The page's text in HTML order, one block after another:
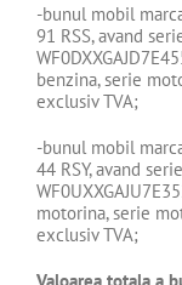
-bunul mobil
91 RSS, avand
benzina, serie
exclusiv TVA;
-bunul mobil
44 RSY, avand
motorina, serie
exclusiv TVA;